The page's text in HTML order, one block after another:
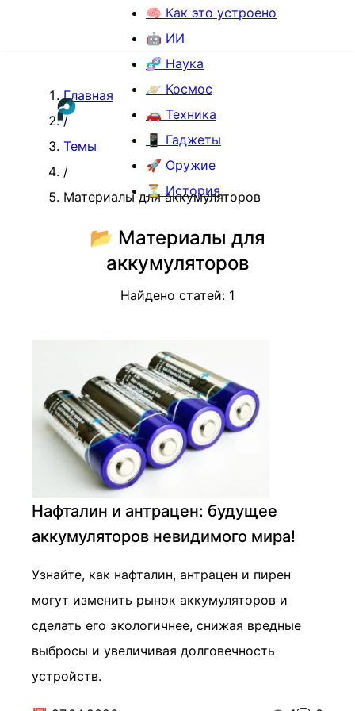
🧠 Как это устроено
🤖 ИИ
🧬 Наука
🪐 Космос
🚗 Техника
📱 Гаджеты
🚀 Оружие
⏳ История
Главная
/
Темы
/
Материалы для аккумуляторов
📂 Материалы для
аккумуляторов
Найдено статей: 1
Нафталин и антрацен: будущее
аккумуляторов невидимого мира!
Узнайте, как нафталин, антрацен и пирен
могут изменить рынок аккумуляторов и
сделать его экологичнее, снижая вредные
выбросы и увеличивая долговечность
устройств.